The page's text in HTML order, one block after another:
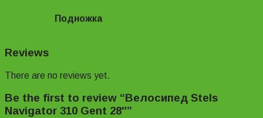
Подножка
Reviews
There are no reviews yet.
Be the first to review “Велосипед Stels
Navigator 310 Gent 28″”